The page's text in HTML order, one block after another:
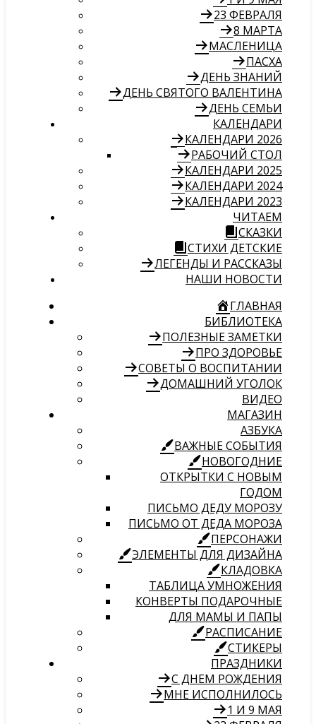
23 ФЕВРАЛЯ
8 МАРТА
МАСЛЕНИЦА
ПАСХА
ДЕНЬ ЗНАНИЙ
ДЕНЬ СВЯТОГО ВАЛЕНТИНА
ДЕНЬ СЕМЬИ
КАЛЕНДАРИ
КАЛЕНДАРИ 2026
РАБОЧИЙ СТОЛ
КАЛЕНДАРИ 2025
КАЛЕНДАРИ 2024
КАЛЕНДАРИ 2023
ЧИТАЕМ
СКАЗКИ
СТИХИ ДЕТСКИЕ
ЛЕГЕНДЫ И РАССКАЗЫ
НАШИ НОВОСТИ
ГЛАВНАЯ
БИБЛИОТЕКА
ПОЛЕЗНЫЕ ЗАМЕТКИ
ПРО ЗДОРОВЬЕ
СОВЕТЫ О ВОСПИТАНИИ
ДОМАШНИЙ УГОЛОК
ВИДЕО
МАГАЗИН
АЗБУКА
ВАЖНЫЕ СОБЫТИЯ
НОВОГОДНИЕ
ОТКРЫТКИ С НОВЫМ
ГОДОМ
ПИСЬМО ДЕДУ МОРОЗУ
ПИСЬМО ОТ ДЕДА МОРОЗА
ПЕРСОНАЖИ
ЭЛЕМЕНТЫ ДЛЯ ДИЗАЙНА
КЛАДОВКА
ТАБЛИЦА УМНОЖЕНИЯ
КОНВЕРТЫ ПОДАРОЧНЫЕ
ДЛЯ МАМЫ И ПАПЫ
РАСПИСАНИЕ
СТИКЕРЫ
ПРАЗДНИКИ
С ДНЕМ РОЖДЕНИЯ
МНЕ ИСПОЛНИЛОСЬ
1 И 9 МАЯ